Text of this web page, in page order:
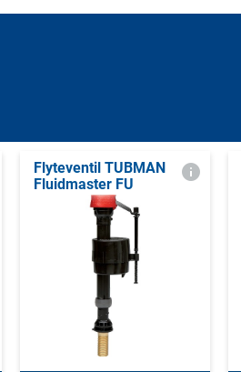
Flyteventil TUBMAN
Fluidmaster FU